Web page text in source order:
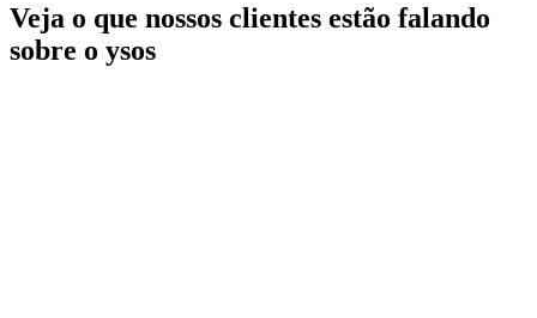
Veja o que nossos clientes estão falando
sobre o ysos